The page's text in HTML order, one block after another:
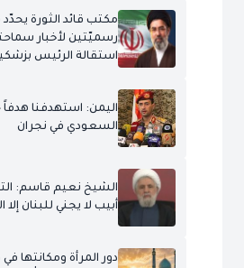
مكتب قائد الثورة
رسميّتين لأخبار
استقالة الرئيس
اليمن: استهدفنا
السعودي في نجران
الشيخ نعيم قاسم:
أبيب لا يجني للبنان إلا
دور المرأة ومكانتها